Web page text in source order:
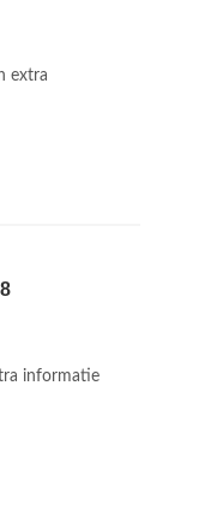
extra
informatie